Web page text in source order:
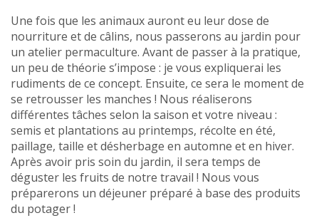
Une fois que les animaux auront eu leur dose de
nourriture et de câlins, nous passerons au jardin pour
un atelier permaculture. Avant de passer à la pratique,
un peu de théorie s’impose : je vous expliquerai les
rudiments de ce concept. Ensuite, ce sera le moment de
se retrousser les manches ! Nous réaliserons
différentes tâches selon la saison et votre niveau :
semis et plantations au printemps, récolte en été,
paillage, taille et désherbage en automne et en hiver.
Après avoir pris soin du jardin, il sera temps de
déguster les fruits de notre travail ! Nous vous
préparerons un déjeuner préparé à base des produits
du potager !